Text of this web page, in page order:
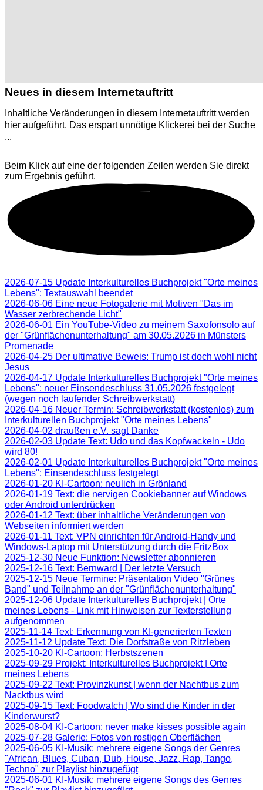
Neues in diesem Internetauftritt
Inhaltliche Veränderungen in diesem Internetauftritt werden
hier aufgeführt. Das erspart unnötige Klickerei bei der Suche
...
Beim Klick auf eine der folgenden Zeilen werden Sie direkt
zum Ergebnis geführt.
2026-07-15 Update Interkulturelles Buchprojekt "Orte meines
Lebens": Textauswahl beendet
2026-06-06 Eine neue Fotogalerie mit Motiven "Das im
Wasser zerbrechende Licht"
2026-06-01 Ein YouTube-Video zu meinem Saxofonsolo auf
der "Grünflächenunterhaltung" am 30.05.2026 in Münsters
Promenade
2026-04-25 Der ultimative Beweis: Trump ist doch wohl nicht
Jesus
2026-04-17 Update Interkulturelles Buchprojekt "Orte meines
Lebens": neuer Einsendeschluss 31.05.2026 festgelegt
(wegen noch laufender Schreibwerkstatt)
2026-04-16 Neuer Termin: Schreibwerkstatt (kostenlos) zum
Interkulturellen Buchprojekt "Orte meines Lebens"
2026-04-02 draußen e.V. sagt Danke
2026-02-03 Update Text: Udo und das Kopfwackeln - Udo
wird 80!
2026-02-01 Update Interkulturelles Buchprojekt "Orte meines
Lebens": Einsendeschluss festgelegt
2026-01-20 KI-Cartoon: neulich in Grönland
2026-01-19 Text: die nervigen Cookiebanner auf Windows
oder Android unterdrücken
2026-01-12 Text: über inhaltliche Veränderungen von
Webseiten informiert werden
2026-01-11 Text: VPN einrichten für Android-Handy und
Windows-Laptop mit Unterstützung durch die FritzBox
2025-12-30 Neue Funktion: Newsletter abonnieren
2025-12-16 Text: Bernward | Der letzte Versuch
2025-12-15 Neue Termine: Präsentation Video "Grünes
Band" und Teilnahme an der "Grünflächenunterhaltung"
2025-12-06 Update Interkulturelles Buchprojekt | Orte
meines Lebens - Link mit Hinweisen zur Texterstellung
aufgenommen
2025-11-14 Text: Erkennung von KI-generierten Texten
2025-11-12 Update Text: Die Dorfstraße von Ritzleben
2025-10-20 KI-Cartoon: Herbstszenen
2025-09-29 Projekt: Interkulturelles Buchprojekt | Orte
meines Lebens
2025-09-22 Text: Provinzkunst | wenn der Nachtbus zum
Nacktbus wird
2025-09-15 Text: Foodwatch | Wo sind die Kinder in der
Kinderwurst?
2025-08-04 KI-Cartoon: never make kisses possible again
2025-07-28 Galerie: Fotos von rostigen Oberflächen
2025-06-05 KI-Musik: mehrere eigene Songs der Genres
"African, Blues, Cuban, Dub, House, Jazz, Rap, Tango,
Techno" zur Playlist hinzugefügt
2025-06-01 KI-Musik: mehrere eigene Songs des Genres